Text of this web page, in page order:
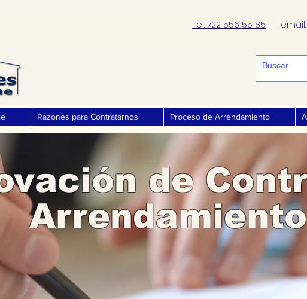
Tel. 722 556 55 85. email.
Razones para Contratarnos Proceso de Arrendamiento
de
Arrendamiento